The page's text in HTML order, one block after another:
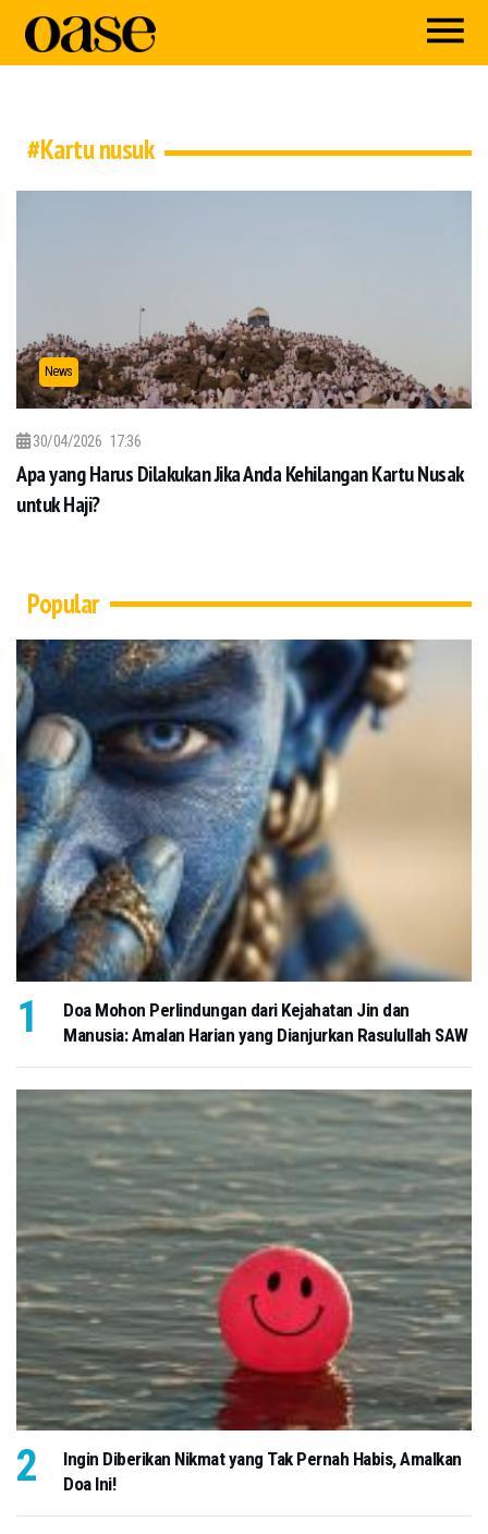
#Kartu nusuk
News
30/04/2026 17:36
Apa yang Harus Dilakukan Jika Anda Kehilangan Kartu Nusak
untuk Haji?
Popular
Doa Mohon Perlindungan dari Kejahatan Jin dan
Manusia: Amalan Harian yang Dianjurkan Rasulullah SAW
Ingin Diberikan Nikmat yang Tak Pernah Habis, Amalkan
Doa Ini!